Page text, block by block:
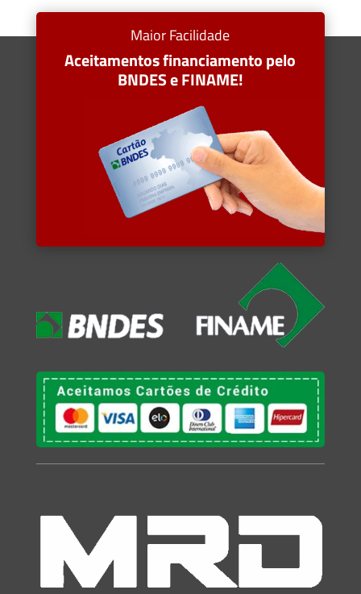
Maior Facilidade
Aceitamentos financiamento pelo
BNDES e FINAME!